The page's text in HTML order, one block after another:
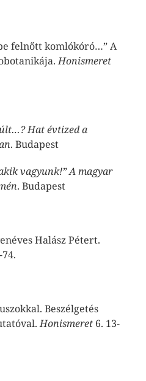
felnőtt komlókóró…” A
Honismeret
Hat évtized a
. Budapest
vagyunk!” A magyar
. Budapest
Halász Pétert.
Beszélgetés
Honismeret 6. 13-